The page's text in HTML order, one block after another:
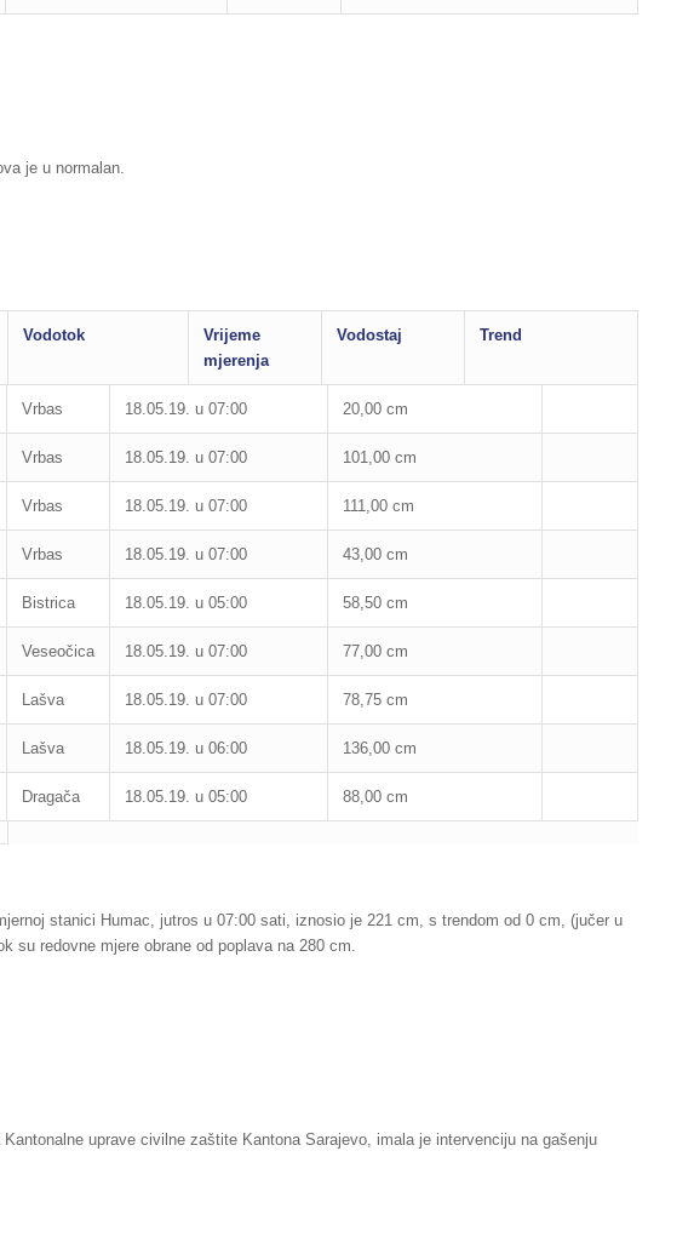
je u normalan.
Vodotok
Vrijeme
mjerenja
Vodostaj Trend
Vrbas 18.05.19. u 07:00 20,00 cm
Vrbas 18.05.19. u 07:00 101,00 cm
Vrbas 18.05.19. u 07:00 111,00 cm
Vrbas 18.05.19. u 07:00 43,00 cm
Bistrica 18.05.19. u 05:00 58,50 cm
Veseočica 18.05.19. u 07:00 77,00 cm
Lašva 18.05.19. u 07:00 78,75 cm
Lašva 18.05.19. u 06:00 136,00 cm
Dragača 18.05.19. u 05:00 88,00 cm
stanici Humac, jutros u 07:00 sati, iznosio je 221 cm, s trendom od 0 cm, (jučer u
su redovne mjere obrane od poplava na 280 cm.
uprave civilne zaštite Kantona Sarajevo, imala je intervenciju na gašenju